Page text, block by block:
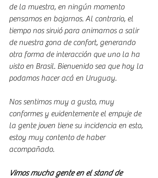
de la muestra, en ningún momento
pensamos en bajarnos. Al contrario, el
tiempo nos sirvió para animarnos a salir
de nuestra zona de confort, generando
otra forma de interacción que uno la ha
visto en Brasil. Bienvenido sea que hoy la
podamos hacer acá en Uruguay.
Nos sentimos muy a gusto, muy
conformes y evidentemente el empuje de
la gente joven tiene su incidencia en esto,
estoy muy contento de haber
acompañado.
Vimos mucha gente en el stand de